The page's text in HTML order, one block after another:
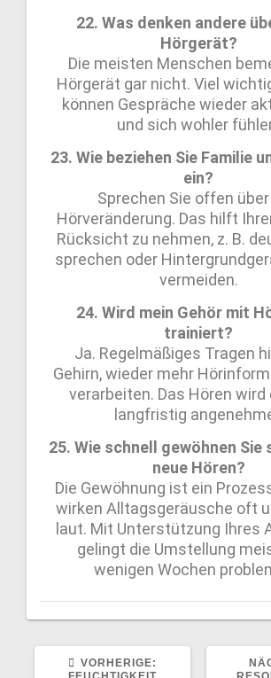
22. Was denken andere
Hörgerät?
Die meisten Menschen
Hörgerät gar nicht. Viel
können Gespräche wieder
und sich wohler
23. Wie beziehen Sie Familie
ein?
Sprechen Sie offen
Hörveränderung. Das hilft
Rücksicht zu nehmen, z. B.
sprechen oder
vermeiden.
24. Wird mein Gehör mit
trainiert?
Ja. Regelmäßiges Tragen
Gehirn, wieder mehr
verarbeiten. Das Hören wird
langfristig
25. Wie schnell gewöhnen Sie
neue Hören?
Die Gewöhnung ist ein
wirken Alltagsgeräusche oft
laut. Mit Unterstützung Ihres
gelingt die Umstellung
wenigen Wochen
VORHERIGE: